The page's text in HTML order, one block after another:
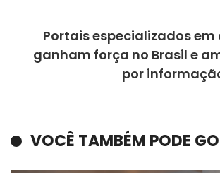
Portais especializados
ganham força no Brasil e
por
VOCÊ TAMBÉM PODE